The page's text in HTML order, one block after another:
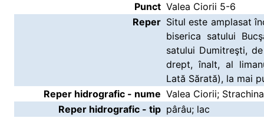
Punct Valea Ciorii 5-6
Reper Situl este amplasat
biserica satului
satului Dumitreşti,
drept, înalt, al
Lată Sărată), la mai
Reper hidrografic - nume Valea Ciorii; Strachina
Reper hidrografic - tip pârâu; lac